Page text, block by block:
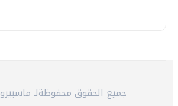
© 2026 جميع الحقوق محفوظةلـ ماسبيرو